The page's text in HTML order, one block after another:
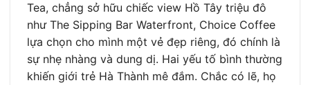
Tea, chẳng sở hữu chiếc view Hồ Tây triệu đô
như The Sipping Bar Waterfront, Choice Coffee
lựa chọn cho mình một vẻ đẹp riêng, đó chính là
sự nhẹ nhàng và dung dị. Hai yếu tố bình thường
khiến giới trẻ Hà Thành mê đắm. Chắc có lẽ, họ